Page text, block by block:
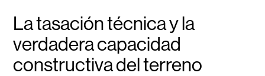
La tasación técnica y la
verdadera capacidad
constructiva del terreno